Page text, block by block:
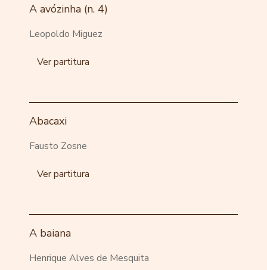
A avózinha (n. 4)
Leopoldo Miguez
Ver partitura
Abacaxi
Fausto Zosne
Ver partitura
A baiana
Henrique Alves de Mesquita